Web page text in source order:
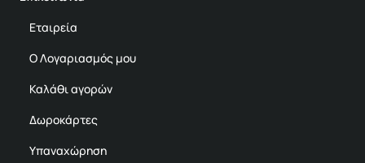
Εταιρεία
Ο Λογαριασμός μου
Καλάθι αγορών
Δωροκάρτες
Υπαναχώρηση